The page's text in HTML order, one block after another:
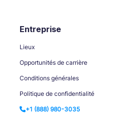
Entreprise
Lieux
Opportunités de carrière
Conditions générales
Politique de confidentialité
+1 (888) 980-3035